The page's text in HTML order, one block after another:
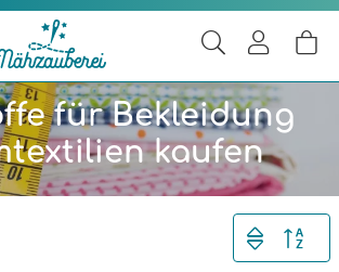
für Bekleidung
kaufen